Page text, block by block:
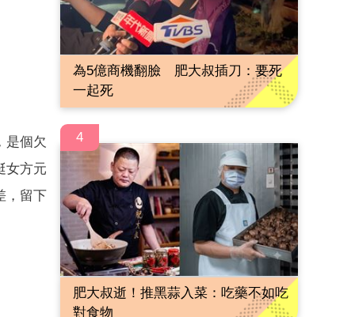
是個欠
女方元
，留下
為5億商機翻臉 肥大叔插刀：要死
一起死
4
肥大叔逝！推黑蒜入菜：吃藥不如吃
對食物